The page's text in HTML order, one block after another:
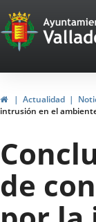
Portal
Web
del
de
InicioActualidad
intrusión en el
de